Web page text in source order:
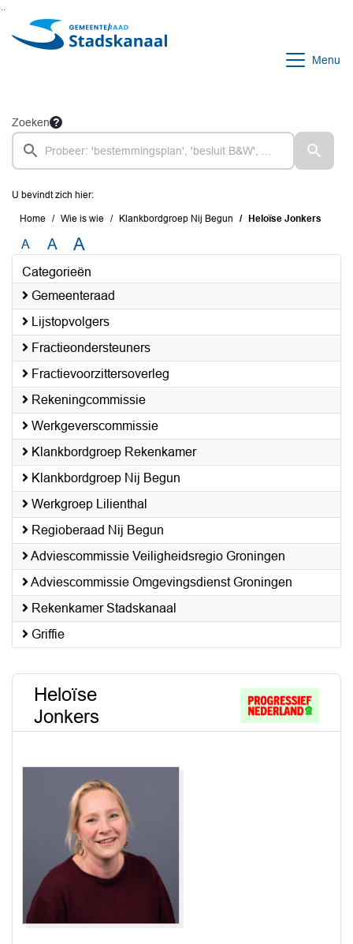
Ga naar de inhoud van deze pagina
Ga naar het zoeken
Ga naar het menu
Menu
Zoeken
U bevindt zich hier:
Home Wie is wie Klankbordgroep Nij Begun Heloïse Jonkers
A A A
Categorieën
Gemeenteraad
Lijstopvolgers
Fractieondersteuners
Fractievoorzittersoverleg
Rekeningcommissie
Werkgeverscommissie
Klankbordgroep Rekenkamer
Klankbordgroep Nij Begun
Werkgroep Lilienthal
Regioberaad Nij Begun
Adviescommissie Veiligheidsregio Groningen
Adviescommissie Omgevingsdienst Groningen
Rekenkamer Stadskanaal
Griffie
Heloïse
Jonkers